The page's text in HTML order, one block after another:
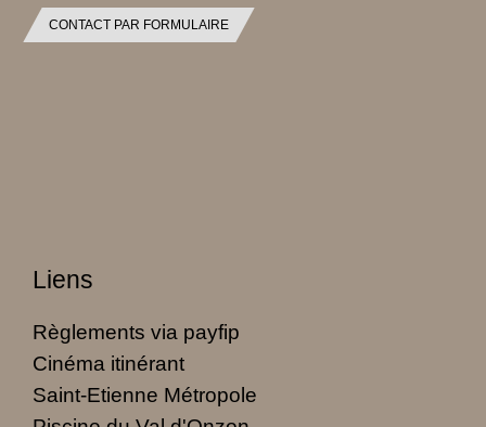
CONTACT PAR FORMULAIRE
Liens
Règlements via payfip
Cinéma itinérant
Saint-Etienne Métropole